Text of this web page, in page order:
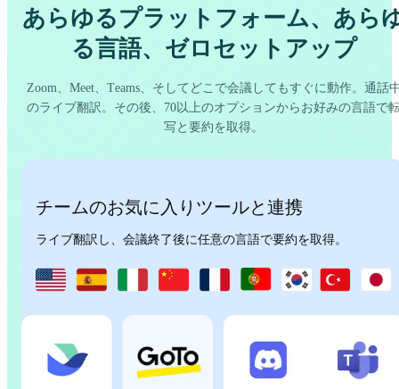
あらゆるプラットフォーム、あら
る言語、ゼロセットアップ
Zoom、Meet、Teams、そしてどこで会議してもすぐに動作。通話
のライブ翻訳。その後、70以上のオプションからお好みの言語で
写と要約を取得。
チームのお気に入りツールと連携
ライブ翻訳し、会議終了後に任意の言語で要約を取得。